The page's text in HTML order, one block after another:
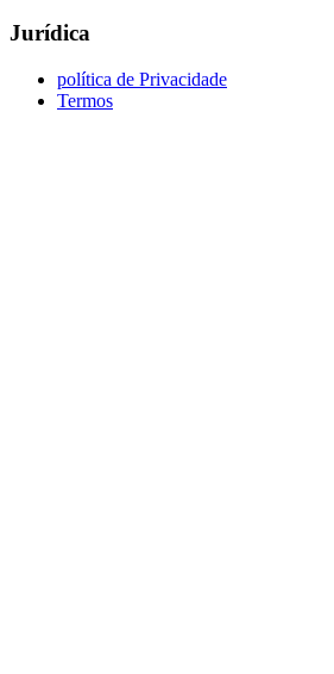
Jurídica
política de Privacidade
Termos